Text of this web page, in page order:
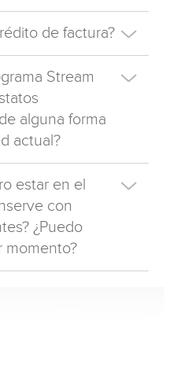
de factura?
Stream
alguna forma
actual?
estar en el
con
¿Puedo
momento?